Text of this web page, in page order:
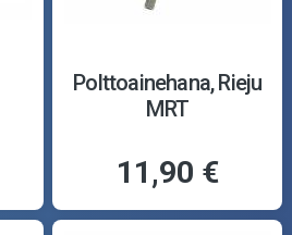
Polttoainehana, Rieju
MRT
11,90 €